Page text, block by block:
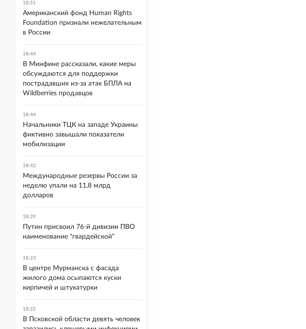
18:51
Американский фонд Human Rights
Foundation признали нежелательным
в России
18:44
В Минфине рассказали, какие меры
обсуждаются для поддержки
пострадавших из-за атак БПЛА на
Wildberries продавцов
18:44
Начальники ТЦК на западе Украины
фиктивно завышали показатели
мобилизации
18:42
Международные резервы России за
неделю упали на 11,8 млрд
долларов
18:29
Путин присвоил 76-й дивизии ПВО
наименование "гвардейской"
18:23
В центре Мурманска с фасада
жилого дома осыпаются куски
кирпичей и штукатурки
18:22
В Псковской области девять человек